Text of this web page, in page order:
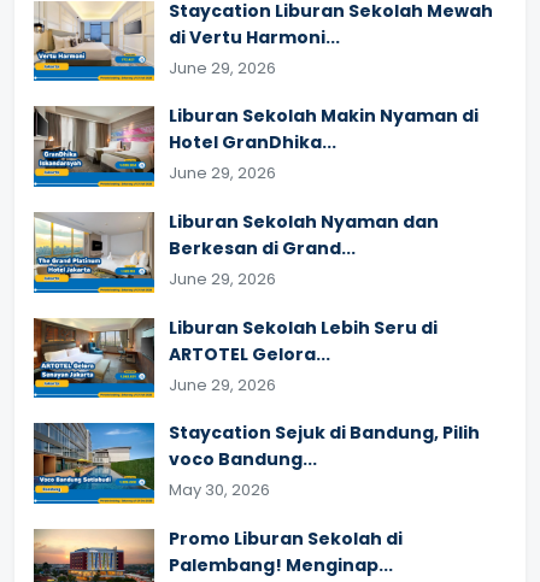
Staycation Liburan Sekolah Mewah
di Vertu Harmoni...
June 29, 2026
Liburan Sekolah Makin Nyaman di
Hotel GranDhika...
June 29, 2026
Liburan Sekolah Nyaman dan
Berkesan di Grand...
June 29, 2026
Liburan Sekolah Lebih Seru di
ARTOTEL Gelora...
June 29, 2026
Staycation Sejuk di Bandung, Pilih
voco Bandung...
May 30, 2026
Promo Liburan Sekolah di
Palembang! Menginap...